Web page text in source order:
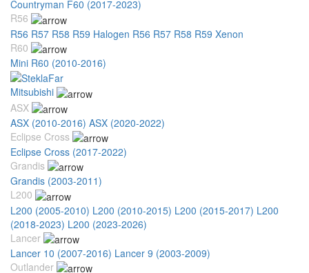
Countryman F60 (2017-2023)
R56
R56 R57 R58 R59 Halogen R56 R57 R58 R59 Xenon
R60
Mini R60 (2010-2016)
Mitsubishi
ASX
ASX (2010-2016) ASX (2020-2022)
Eclipse Cross
Eclipse Cross (2017-2022)
Grandis
Grandis (2003-2011)
L200
L200 (2005-2010) L200 (2010-2015) L200 (2015-2017) L200
(2018-2023) L200 (2023-2026)
Lancer
Lancer 10 (2007-2016) Lancer 9 (2003-2009)
Outlander